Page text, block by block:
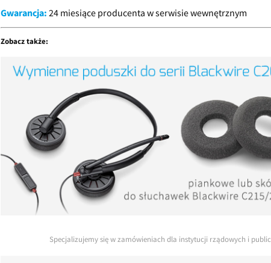
Gwarancja: 24 miesiące producenta w serwisie wewnętrznym
Zobacz także:
Specjalizujemy się w zamówieniach dla instytucji rządowych i